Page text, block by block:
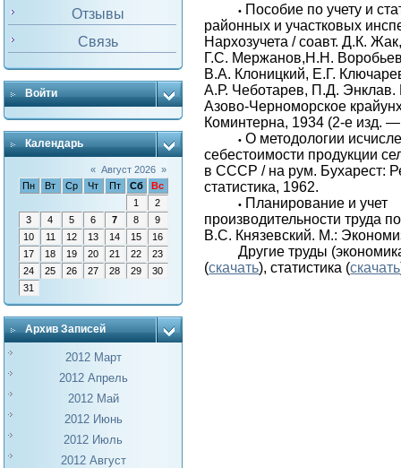
Отзывы
Связь
Войти
Календарь
« Август 2026 »
Пн
Вт Ср Чт Пт Сб
Вс
1
2
3
4 5 6 7 8
9
10
11 12 13 14 15
16
17
18 19 20 21 22
23
24
25 26 27 28 29
30
31
Архив Записей
2012 Март
2012 Апрель
2012 Май
2012 Июнь
2012 Июль
2012 Август
• Пособие по учету и
районных и участковых
Нархозучета / соавт. Д.К.
Г.С. Мержанов,Н.Н.
В.А. Клоницкий, Е.Г.
А.Р. Чеботарев, П.Д. Энклав.
Азово-Черно­мор­ское
Коминтерна, 1934 (2-е изд.
• О методологии
себестоимости продукции
в СССР / на рум. Бухарест:
статистика, 1962.
• Планирование и учет
производительности труда
В.С. Князевский. М.:
Другие труды
(скачать), статистика (скачать